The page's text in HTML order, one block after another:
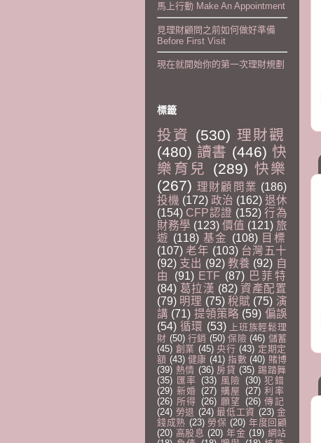
馬上行動 Make An Appointment
見理財顧問之前如何做好準備
Before First Visit
現在就開始你的第一次理財規劃
標籤
投資 (530) 理財觀
(480) 讀書 (446) 快
樂育兒
(289) 快樂
(267) 理財顧問業 (186)
投機 (172) 政治 (162) 退休
(154) CFP認證 (152) 行為
財務學 (123) 價值 (121) 旅
遊 (118) 基金 (108) 目標
(107) 老年 (103) 台灣五十
(92) 支出 (92) 教養 (92) 自
由
(91) ETF (87) 巴菲特
(84) 葛拉漢 (82) 資產配置
(79) 明理 (75) 稅賦 (75) 演
講 (71) 提領策略 (59) 偏誤
(54) 循環 (53)
上班族輕鬆理
財 (50) 行銷 (50) 保險 (46) 儲蓄
(45) 創業 (45) 央行 (43) 定期定
額 (43) 健康 (41) 指數 (40) 賭博
(39) 熱情 (36) 房貸 (35) 踢踏舞
(35) 匯率 (33) 風險 (30) 犯錯
(29) 新婚 (27) 購屋 (27) 利率
(26) 所得 (26) 願望 (26) 傳記
(24) 勞退 (24) 最低工資 (23) 金
錢成熟 (23) 勞保 (20) 年度回顧
(20) 高股息 (20) 年金 (19) 網站